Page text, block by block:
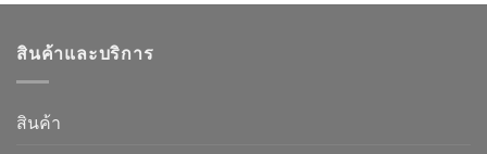
สินค้าและบริการ
สินค้า